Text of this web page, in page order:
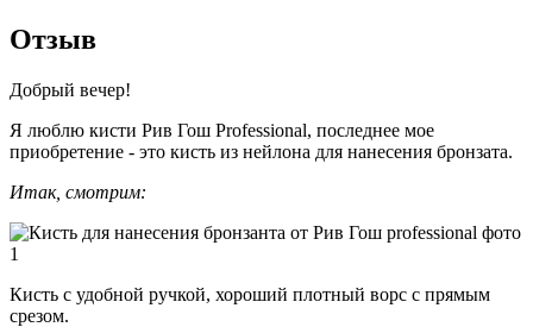
Отзыв
Добрый вечер!
Я люблю кисти Рив Гош Professional, последнее мое
приобретение - это кисть из нейлона для нанесения бронзата.
Итак, смотрим:
Кисть с удобной ручкой, хороший плотный ворс с прямым
срезом.